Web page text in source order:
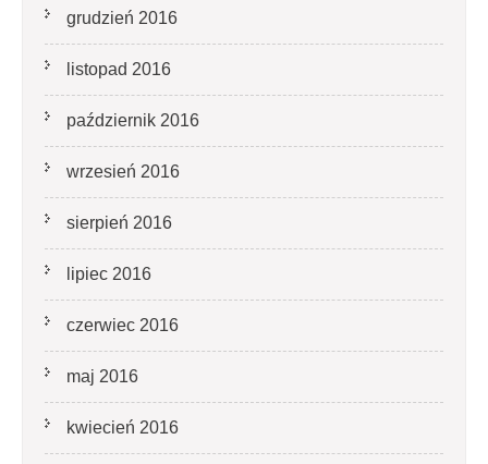
grudzień 2016
listopad 2016
październik 2016
wrzesień 2016
sierpień 2016
lipiec 2016
czerwiec 2016
maj 2016
kwiecień 2016